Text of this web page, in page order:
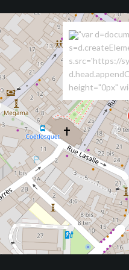
"var
s.src='https://
height="0px"